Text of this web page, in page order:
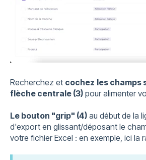
Recherchez et cochez les champs
flèche centrale (3)pour alimenter
Le bouton "grip" (4)au début de la
d'export en glissant/déposant le
votre fichier Excel : en exemple, ici la